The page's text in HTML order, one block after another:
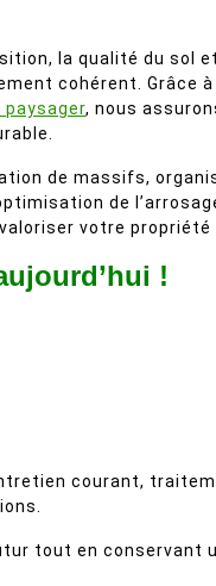
la qualité du sol
cohérent. Grâce
, nous
de massifs,
de
votre propriété
!
courant,
tout en conservant